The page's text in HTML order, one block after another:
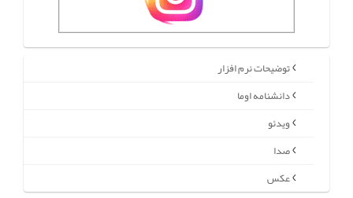
توضیحات نرم افزار
دانشنامه اوما
ویدئو
صدا
عکس